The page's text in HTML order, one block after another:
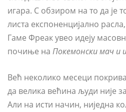
игара. С обзиром на то да је
листа експоненцијално
Гаме Фреак увео идеју
почиње на Покемонски мач
Већ неколико месеци
да велика већина људи није
Али на исти начин, ниједна